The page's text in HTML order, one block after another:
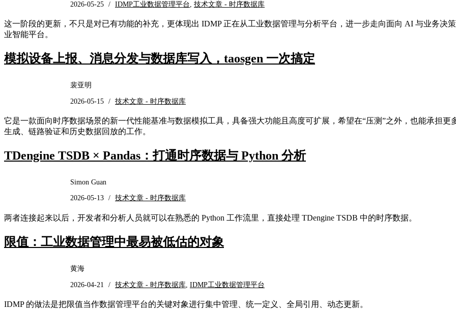
2026-05-25 / IDMP工业数据管理平台, 技术文章 - 时序数据库
这一阶段的更新，不只是对已有功能的补充，更体现出 IDMP 正在从工业数据管理与分析平台，进一步走向面向 AI 与业务决
业智能平台。
模拟设备上报、消息分发与数据库写入，taosgen 一次搞定
裴亚明
2026-05-15 / 技术文章 - 时序数据库
它是一款面向时序数据场景的新一代性能基准与数据模拟工具，具备强大功能且高度可扩展，希望在“压测”之外，也能承担更
生成、链路验证和历史数据回放的工作。
TDengine TSDB × Pandas：打通时序数据与 Python 分析
Simon Guan
2026-05-13 / 技术文章 - 时序数据库
两者连接起来以后，开发者和分析人员就可以在熟悉的 Python 工作流里，直接处理 TDengine TSDB 中的时序数据。
限值：工业数据管理中最易被低估的对象
黄海
2026-04-21 / 技术文章 - 时序数据库 IDMP工业数据管理平台
IDMP 的做法是把限值当作数据管理平台的关键对象进行集中管理、统一定义、全局引用、动态更新。